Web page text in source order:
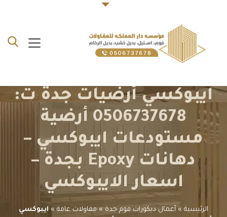
ايبوكسي أرضيات جدة ت:
0506737678 أرضية
مستودعات ايبوكسي –
دهانات Epoxy بجدة –
اسعار الايبوكسي
الرئيسية » أعمال ديكورات فوم جدة » مقاولات عامة » ايبوكسي